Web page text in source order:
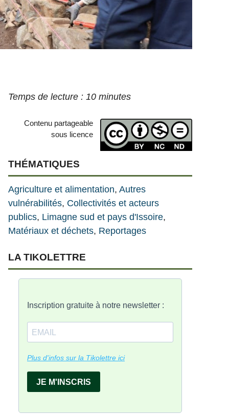
Contenu partageable
sous licence
THÉMATIQUES
Agriculture et alimentation, Autres
vulnérabilités, Collectivités et acteurs
publics, Limagne sud et pays d'Issoire
Matériaux et déchets, Reportages
LA TIKOLETTRE